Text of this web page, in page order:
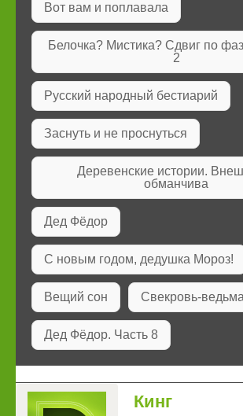
Вот вам и поплавала
Белочка? Мистика? Сдвиг по
2
Русский народный бестиарий
Заснуть и не проснуться
Деревенские истории.
обманчива
Дед Фёдор
С новым годом, дедушка Мороз!
Вещий сон Свекровь-ведьма
Дед Фёдор. Часть 8
Кинг